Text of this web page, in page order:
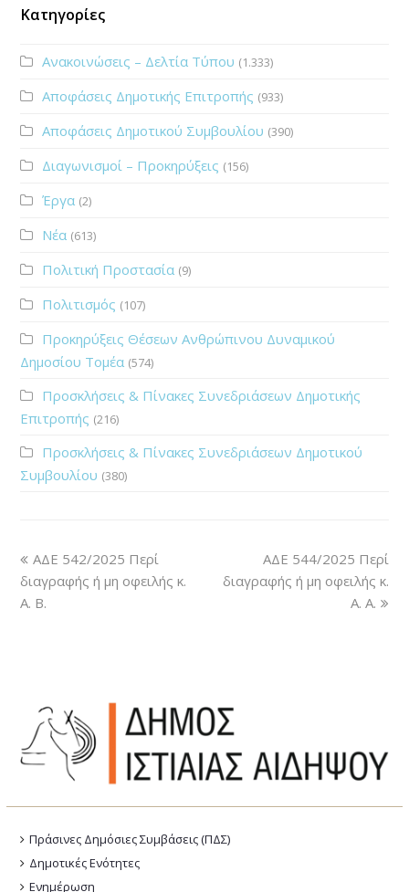
Κατηγορίες
Ανακοινώσεις – Δελτία Τύπου (1.333)
Αποφάσεις Δημοτικής Επιτροπής (933)
Αποφάσεις Δημοτικού Συμβουλίου (390)
Διαγωνισμοί – Προκηρύξεις (156)
Έργα (2)
Νέα (613)
Πολιτική Προστασία (9)
Πολιτισμός (107)
Προκηρύξεις Θέσεων Ανθρώπινου Δυναμικού
Δημοσίου Τομέα (574)
Προσκλήσεις & Πίνακες Συνεδριάσεων Δημοτικής
Επιτροπής (216)
Προσκλήσεις & Πίνακες Συνεδριάσεων Δημοτικού
Συμβουλίου (380)
ΑΔΕ 542/2025 Περί
διαγραφής ή μη οφειλής κ.
Α. Β.
ΑΔΕ 544/2025 Περί
διαγραφής ή μη οφειλής κ.
Α. Α.
Πράσινες Δημόσιες Συμβάσεις (ΠΔΣ)
Δημοτικές Ενότητες
Ενημέρωση